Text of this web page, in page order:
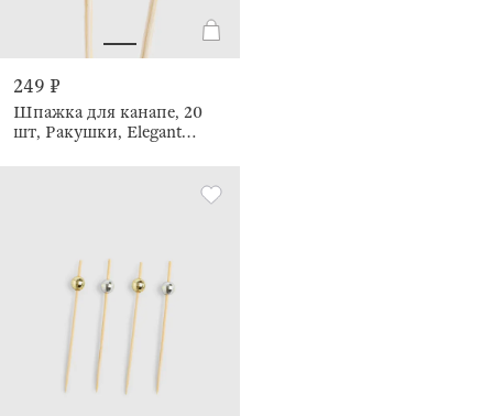
249 ₽
Шпажка для канапе, 20
шт, Ракушки, Elegant